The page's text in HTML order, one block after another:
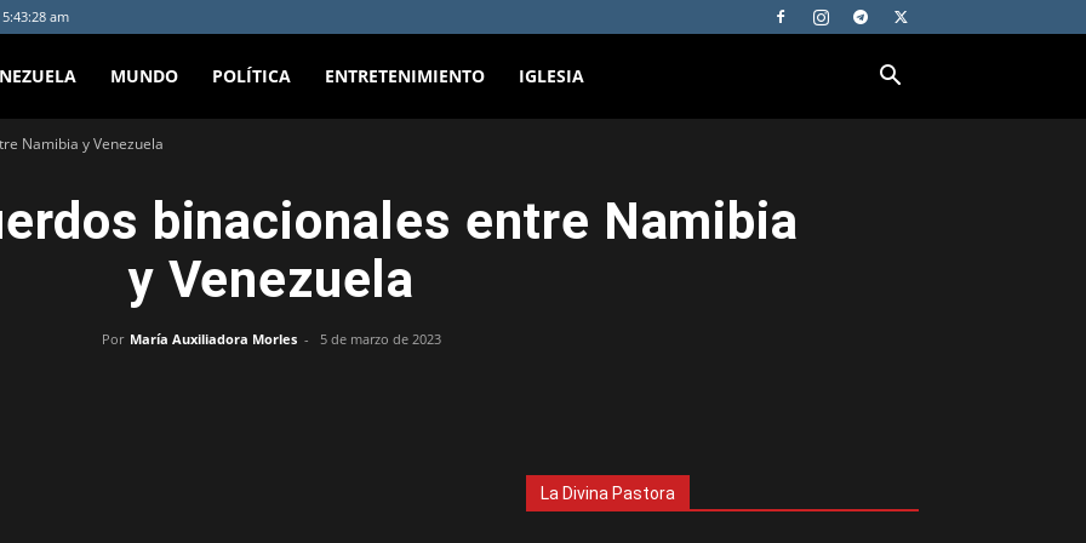
am
MUNDO POLÍTICA ENTRETENIMIENTO IGLESIA
Namibia y Venezuela
binacionales entre Namibia
y Venezuela
Por María Auxiliadora Morles - 5 de marzo de 2023
La Divina Pastora